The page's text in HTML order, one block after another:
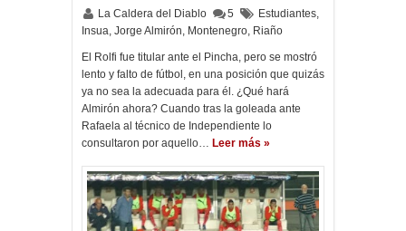
La Caldera del Diablo 5 Estudiantes,
Insua, Jorge Almirón, Montenegro, Riaño
El Rolfi fue titular ante el Pincha, pero se mostró
lento y falto de fútbol, en una posición que quizás
ya no sea la adecuada para él. ¿Qué hará
Almirón ahora? Cuando tras la goleada ante
Rafaela al técnico de Independiente lo
consultaron por aquello… Leer más »